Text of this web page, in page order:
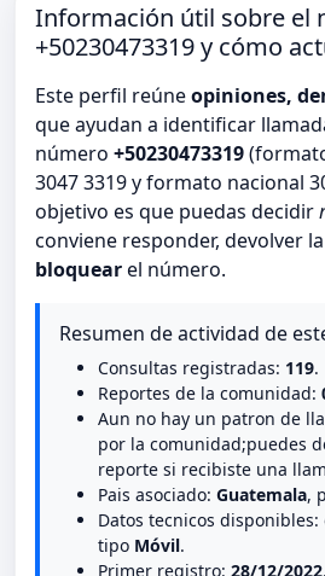
Información útil sobre el
+50230473319 y cómo
Este perfil reúneopiniones,
que ayudan a identificar
número +50230473319
3047 3319 y formato nacional
objetivo es que puedas decidir
conviene responder, devolver
bloquearel número.
Resumen de actividad de
Consultas registradas: 119.
Reportes de la comunidad:
Aun no hay un patron de
por la comunidad;puedes
reporte si recibiste una
Pais asociado: Guatemala,
Datos tecnicos
tipo Móvil.
Primer registro: 28/12/2022.